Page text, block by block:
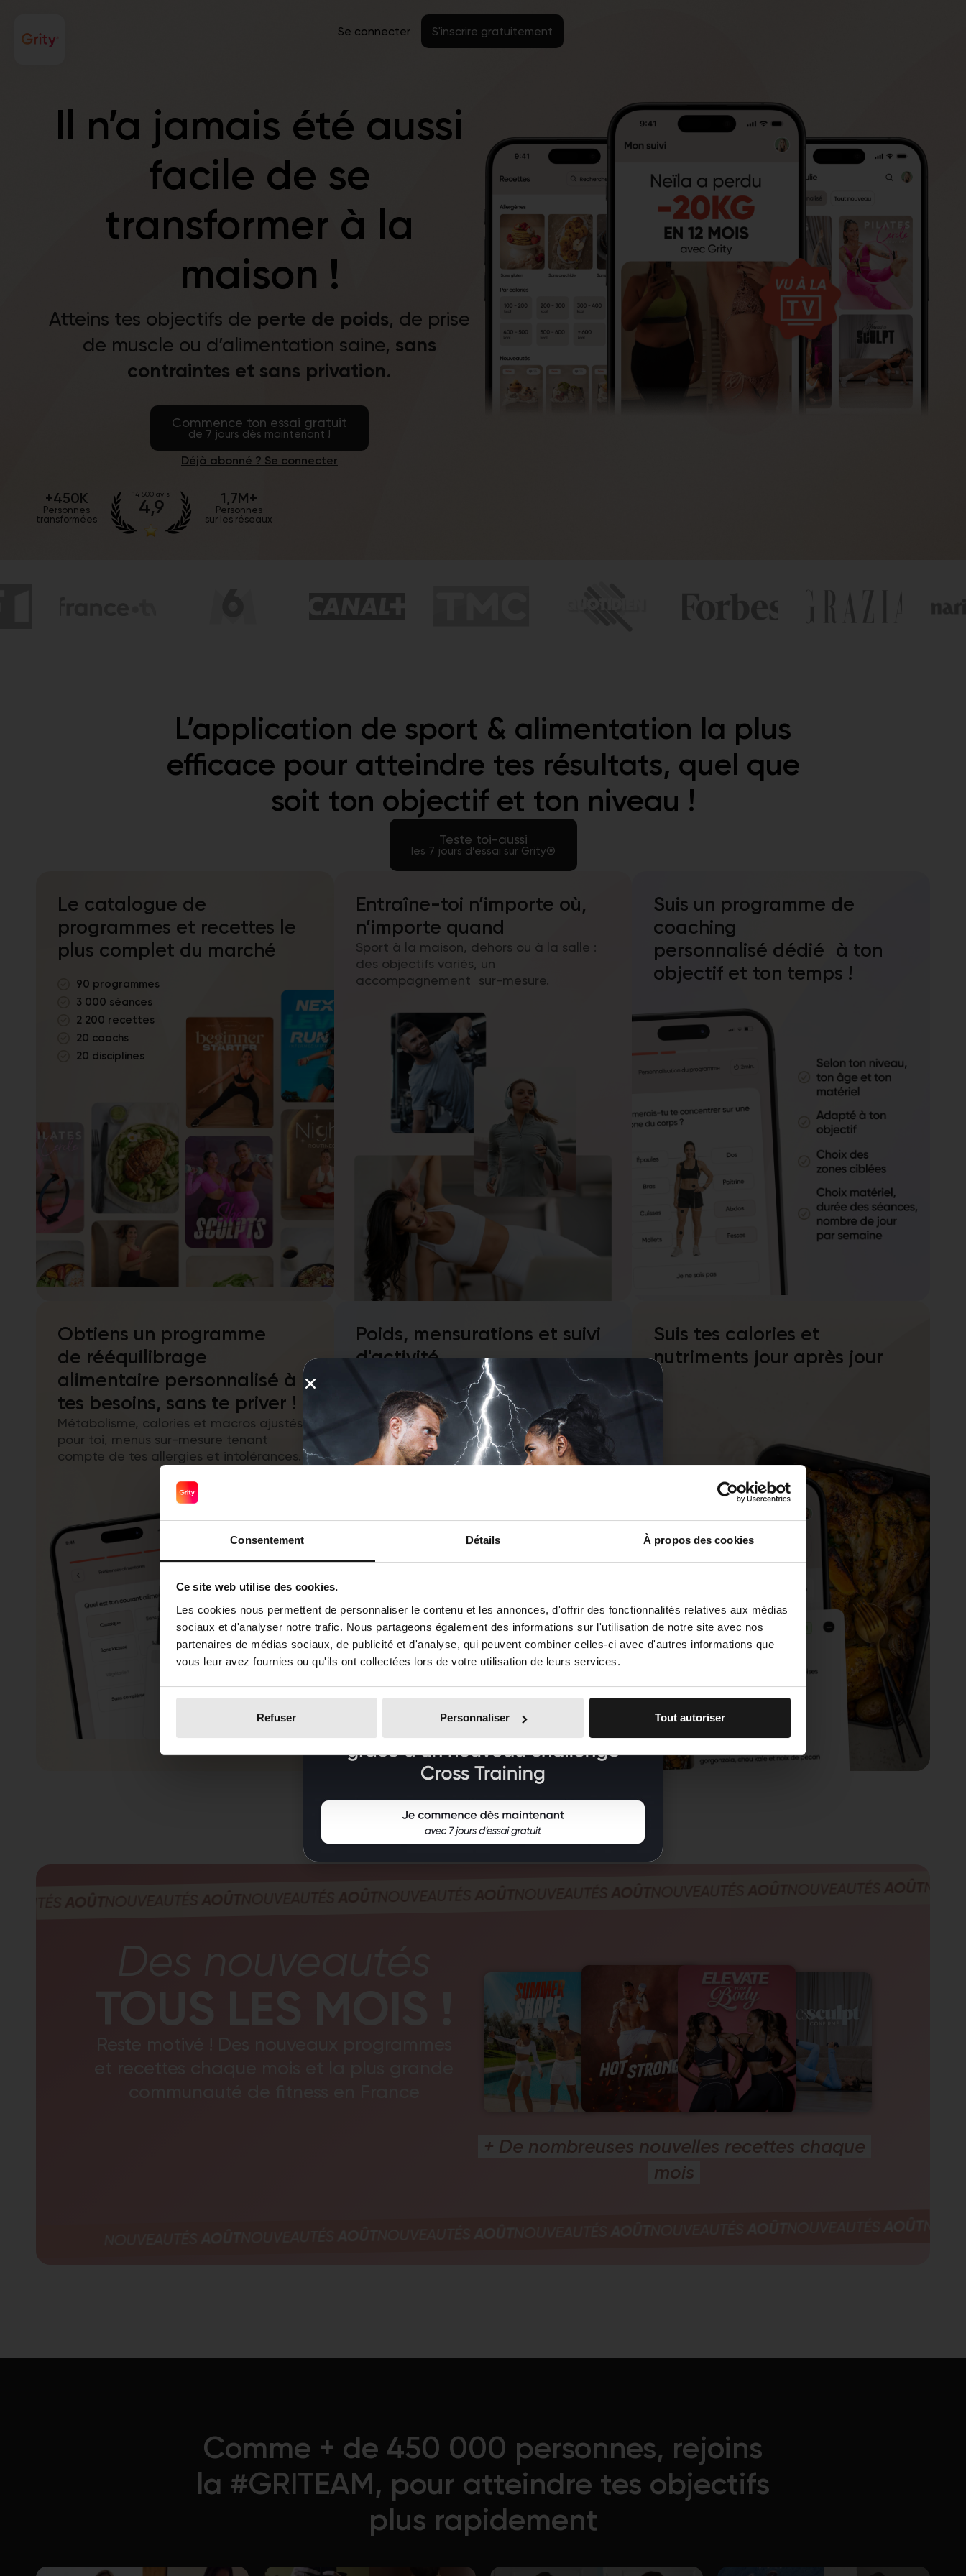
Consentement Détails À propos des cookies
Ce site web utilise des cookies.
Les cookies nous permettent de personnaliser le contenu et les annonces, d'offrir des fonctionnalités relatives aux médias
sociaux et d'analyser notre trafic. Nous partageons également des informations sur l'utilisation de notre site avec nos
partenaires de médias sociaux, de publicité et d'analyse, qui peuvent combiner celles-ci avec d'autres informations que
vous leur avez fournies ou qu'ils ont collectées lors de votre utilisation de leurs services.
Refuser Personnaliser Tout autoriser
Se connecter S'inscrire gratuitement
Il n’a jamais été aussi
facile de se
transformer à la
maison !
Atteins tes objectifs de perte de poids, de prise
de muscle ou d’alimentation saine, sans
contraintes et sans privation.
Commence ton essai gratuit
de 7 jours dès maintenant !
Déjà abonné ? Se connecter
+450K
Personnes
transformées
14 500 avis
4,9 1,7M+
Personnes
sur les réseaux
L’application de sport & alimentation la plus
efficace pour atteindre tes résultats, quel que
soit ton objectif et ton niveau !
Teste toi-aussi
les 7 jours d’essai sur Grity®
Le catalogue de
programmes et recettes le
plus complet du marché
90 programmes
3 000 séances
2 200 recettes
20 coachs
20 disciplines
Entraîne-toi n’importe où,
n’importe quand
Sport à la maison, dehors ou à la salle :
des objectifs variés, un
accompagnement sur-mesure.
Suis un programme de
coaching
personnalisé dédié à ton
objectif et ton temps !
Obtiens un programme
de rééquilibrage
alimentaire personnalisé à
tes besoins, sans te priver !
Métabolisme, calories et macros ajustés
pour toi, menus sur-mesure tenant
compte de tes allergies et intolérances.
Poids, mensurations et suivi
d'activité
Chaque effort compte. Le tracking Grity
te permet d’analyser tes résultats,
ajuster tes objectifs et te dépasser jour
après jour pour rester motivé
durablement.
Suis tes calories et
nutriments jour après jour
+ De nombreuses nouvelles recettes chaque
mois
Comme + de 450 000 personnes, rejoins
la #GRITEAM, pour atteindre tes objectifs
plus rapidement